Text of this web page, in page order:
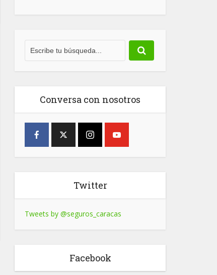
Conversa con nosotros
Twitter
Tweets by @seguros_caracas
Facebook